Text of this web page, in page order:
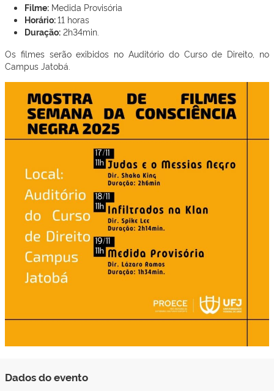
Filme: Medida Provisória
Horário:11 horas
Duração: 2h34min.
Os filmes serão exibidos no Auditório do Curso de Direito, no
Campus Jatobá.
Dados do evento